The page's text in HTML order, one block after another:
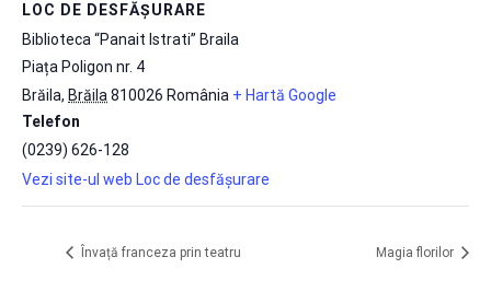
LOC DE DESFĂȘURARE
Biblioteca “Panait Istrati” Braila
Piața Poligon nr. 4
Brăila, Brăila 810026 România + Hartă Google
Telefon
(0239) 626-128
Vezi site-ul web Loc de desfășurare
Învață franceza prin teatru Magia florilor